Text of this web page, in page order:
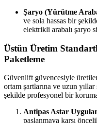
Şaryo (Yürütme
ve sola hassas bir
elektrikli arabalı şaryo
Üstün Üretim
Paketleme
Güvenlift güvencesiyle
ortam şartlarına ve uzun
şekilde profesyonel bir
Antipas Astar
paslanmaya karşı